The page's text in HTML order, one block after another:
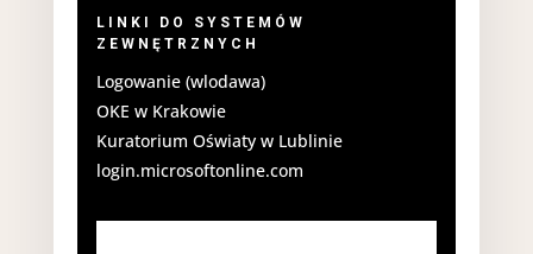
LINKI DO SYSTEMÓW
ZEWNĘTRZNYCH
Logowanie (wlodawa)
OKE w Krakowie
Kuratorium Oświaty w Lublinie
login.microsoftonline.com